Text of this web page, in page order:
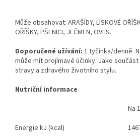
Může obsahovat: ARAŠÍDY, LÍSKOVÉ
OŘÍŠKY, PŠENICI, JEČMEN, OVES.
Doporučené užívání: 1 tyčinka/denně.
může mít projímavé účinky. Jako
stravy a zdravého životního stylu.
Nutriční informace
Na
Energie kJ (kcal)